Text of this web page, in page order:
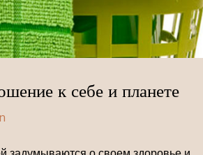
к себе и планете